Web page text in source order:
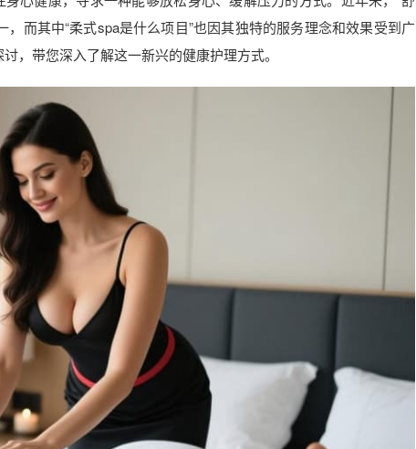
而其中“柔式spa是什么项目”也因其独特的服务理念和效果受到广
，带您深入了解这一新兴的健康护理方式。